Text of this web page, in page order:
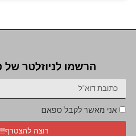
הרשמו לניוזלטר של
אני מאשר לקבל ספאם
רוצה להצטרף!!!